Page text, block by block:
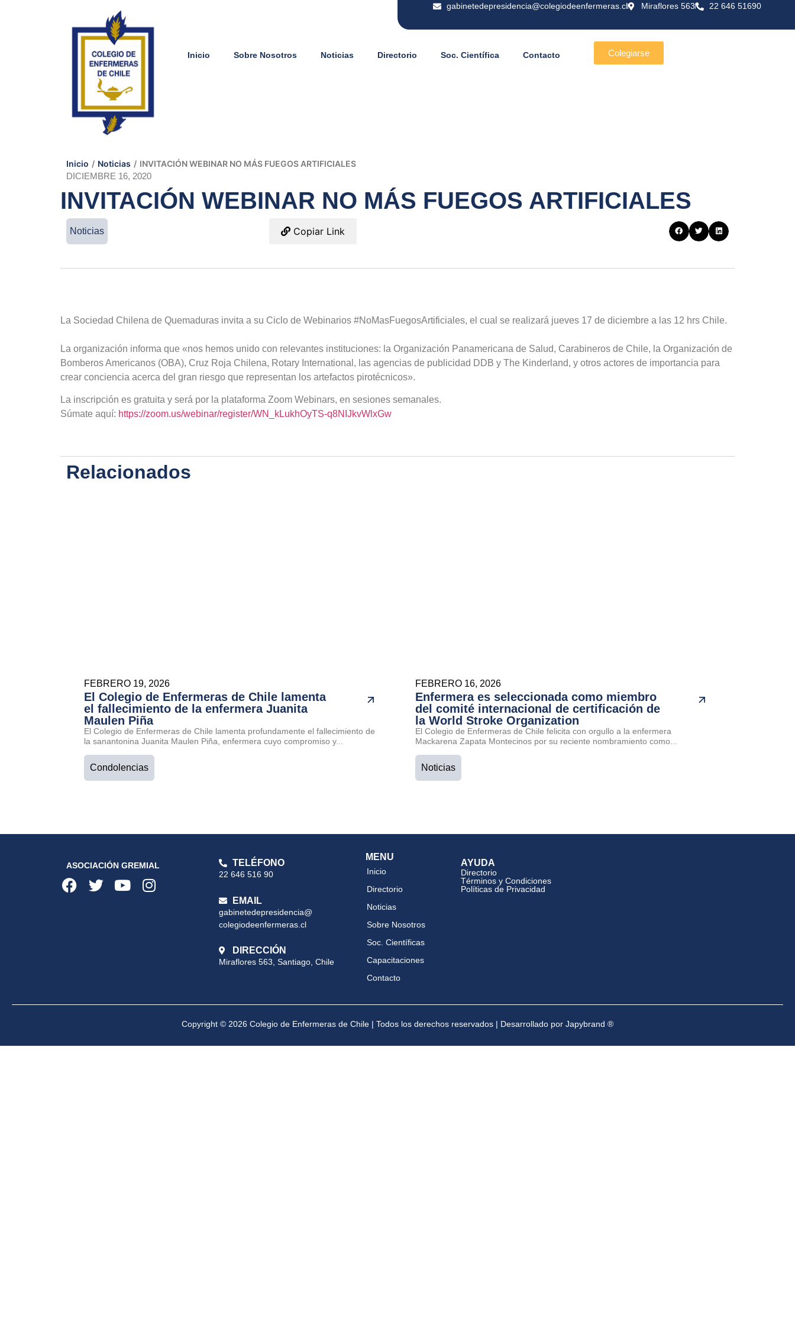
gabinetedepresidencia@colegiodeenfermeras.cl Miraflores 563 22 646 51690
Inicio Sobre Nosotros Noticias Directorio Soc. Científica Contacto Colegiarse
Inicio / Noticias / INVITACIÓN WEBINAR NO MÁS FUEGOS ARTIFICIALES
DICIEMBRE 16, 2020
INVITACIÓN WEBINAR NO MÁS FUEGOS ARTIFICIALES
Noticias Copiar Link
La Sociedad Chilena de Quemaduras invita a su Ciclo de Webinarios #NoMasFuegosArtificiales, el cual se realizará jueves 17 de diciembre a las 12 hrs Chile.
La organización informa que «nos hemos unido con relevantes instituciones: la Organización Panamericana de Salud, Carabineros de Chile, la Organización de
Bomberos Americanos (OBA), Cruz Roja Chilena, Rotary International, las agencias de publicidad DDB y The Kinderland, y otros actores de importancia para
crear conciencia acerca del gran riesgo que representan los artefactos pirotécnicos».
La inscripción es gratuita y será por la plataforma Zoom Webinars, en sesiones semanales.
Súmate aquí: https://zoom.us/webinar/register/WN_kLukhOyTS-q8NIJkvWlxGw
Relacionados
FEBRERO 19, 2026
El Colegio de Enfermeras de Chile lamenta
el fallecimiento de la enfermera Juanita
Maulen Piña
El Colegio de Enfermeras de Chile lamenta profundamente el fallecimiento de
la sanantonina Juanita Maulen Piña, enfermera cuyo compromiso y...
Condolencias
FEBRERO 16, 2026
Enfermera es seleccionada como miembro
del comité internacional de certificación de
la World Stroke Organization
El Colegio de Enfermeras de Chile felicita con orgullo a la enfermera
Mackarena Zapata Montecinos por su reciente nombramiento como...
Noticias
ASOCIACIÓN GREMIAL TELÉFONO
22 646 516 90
EMAIL
gabinetedepresidencia@
colegiodeenfermeras.cl
DIRECCIÓN
Miraflores 563, Santiago, Chile
MENU
Inicio
Directorio
Noticias
Sobre Nosotros
Soc. Científicas
Capacitaciones
Contacto
AYUDA
Directorio
Términos y Condiciones
Políticas de Privacidad
Copyright © 2026 Colegio de Enfermeras de Chile | Todos los derechos reservados | Desarrollado por Japybrand ®